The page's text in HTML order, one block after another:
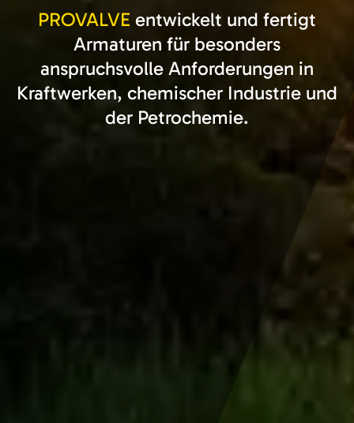
PROVALVE entwickelt und fertigt
Armaturen für besonders
anspruchsvolle Anforderungen in
Kraftwerken, chemischer Industrie und
der Petrochemie.